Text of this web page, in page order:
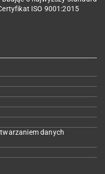
ISO 9001:2015
danych